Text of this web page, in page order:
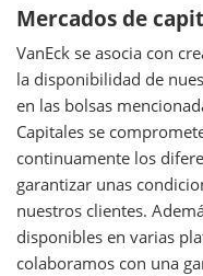
Mercados de
VanEck se asocia con
la disponibilidad de
en las bolsas
Capitales se
continuamente los
garantizar unas
nuestros clientes.
disponibles en varias
colaboramos con una